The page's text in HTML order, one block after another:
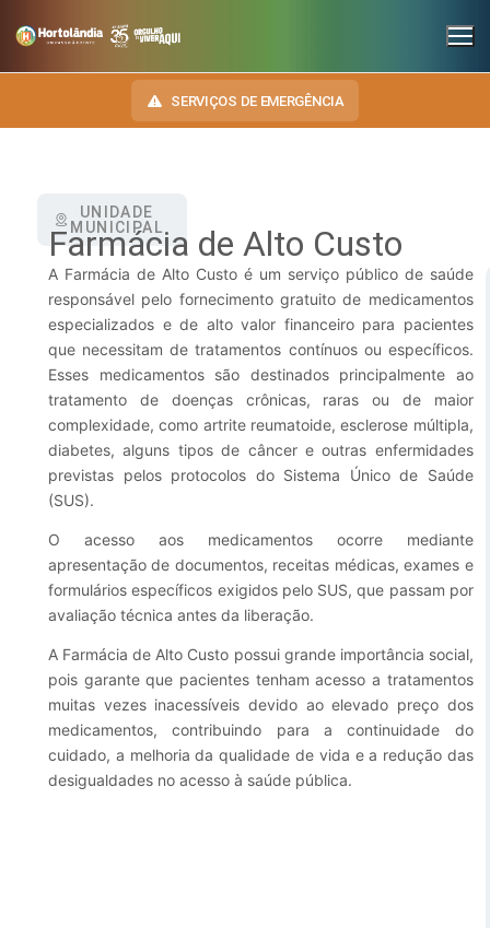
SERVIÇOS DE EMERGÊNCIA
INSTITUCIONAL
SECRETARIAS
Administração e Gestão de Pessoal
Assuntos Jurídicos
Cultura
Desenvolvimento Econômico, Trabalho, Turismo e Inovação
Educação, Ciência e Tecnologia
Finanças
Governo
Habitação
Inclusão e Desenvolvimento Social
Meio Ambiente, Desenvolvimento Sustentável e Assuntos
Climáticos
NOSSA CIDADE
HINO, BRASÃO E BANDEIRA
Autoridades do Município
Downloads
Telefones Úteis
TRANSPARÊNCIA
OUVIDORIA
LEIS MUNICIPAIS
UNIDADE
MUNICIPAL
Farmácia de Alto Custo
A Farmácia de Alto Custo é um serviço público de saúde
responsável pelo fornecimento gratuito de medicamentos
especializados e de alto valor financeiro para pacientes
que necessitam de tratamentos contínuos ou específicos.
Esses medicamentos são destinados principalmente ao
tratamento de doenças crônicas, raras ou de maior
complexidade, como artrite reumatoide, esclerose múltipla,
diabetes, alguns tipos de câncer e outras enfermidades
previstas pelos protocolos do Sistema Único de Saúde
(SUS).
O acesso aos medicamentos ocorre mediante
apresentação de documentos, receitas médicas, exames e
formulários específicos exigidos pelo SUS, que passam por
avaliação técnica antes da liberação.
A Farmácia de Alto Custo possui grande importância social,
pois garante que pacientes tenham acesso a tratamentos
muitas vezes inacessíveis devido ao elevado preço dos
medicamentos, contribuindo para a continuidade do
cuidado, a melhoria da qualidade de vida e a redução das
desigualdades no acesso à saúde pública.